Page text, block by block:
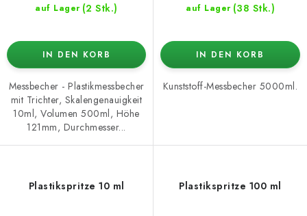
auf Lager (2 Stk.)
IN DEN KORB
Messbecher - Plastikmessbecher
mit Trichter, Skalengenauigkeit
10ml, Volumen 500ml, Höhe
121mm, Durchmesser...
auf Lager (38 Stk.)
IN DEN KORB
Kunststoff-Messbecher 5000ml.
Plastikspritze 10 ml Plastikspritze 100 ml